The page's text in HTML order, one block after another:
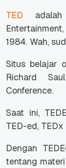
TED adalah
1984. Wah,
Situs belajar
Richard
Conference.
Saat ini,
TED-ed,
Dengan
tentang